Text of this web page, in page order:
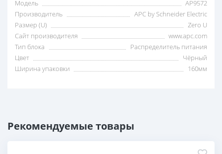
Модель
AP9572
Производитель
APC by Schneider Electric
Размер (U)
Zero U
Сайт производителя
www.apc.com
Тип блока
Распределитель питания
Цвет
Чёрный
Ширина упаковки
160мм
Рекомендуемые товары